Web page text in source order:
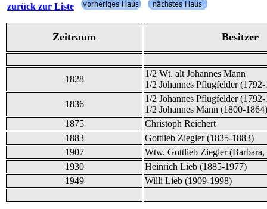
zurück zur Liste
Zeitraum Besitzer
1828
1/2 Wt. alt Johannes Mann
1/2 Johannes Pflugfelder
1836
1/2 Johannes Pflugfelder
1/2 Johannes Mann (1800-
1875
Christoph Reichert
1883
Gottlieb Ziegler (1835-1883)
1907
Wtw. Gottlieb Ziegler (Barbara,
1930
Heinrich Lieb (1885-1977)
1949
Willi Lieb (1909-1998)